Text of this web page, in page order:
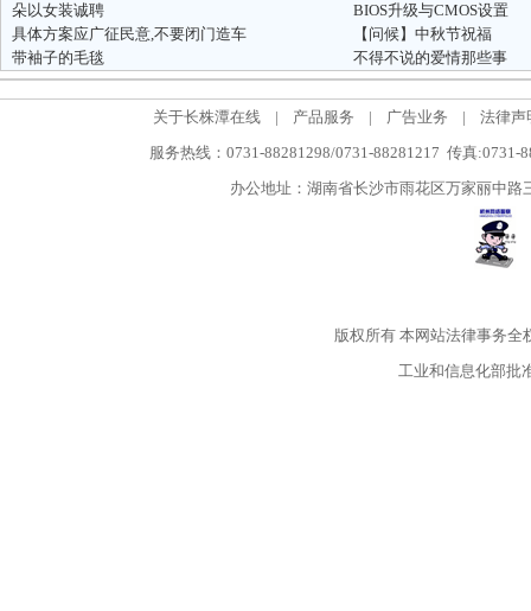
朵以女装诚聘
BIOS升级与CMOS设置
具体方案应广征民意,不要闭门造车
【问候】中秋节祝福
带袖子的毛毯
不得不说的爱情那些事
关于长株潭在线 | 产品服务 | 广告业务 |
法律声
服务热线：0731-88281298/0731-88281217 传真:0731-
办公地址：湖南省长沙市雨花区万家丽中
版权所有本网站法律事务全
工业和信息化部批